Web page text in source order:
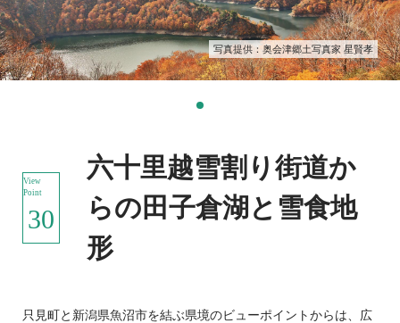
写真提供：奥会津郷土写真家 星賢孝
View
Point
30
六十里越雪割り街道か
らの田子倉湖と雪食地
形
只見町と新潟県魚沼市を結ぶ県境のビューポイントからは、広